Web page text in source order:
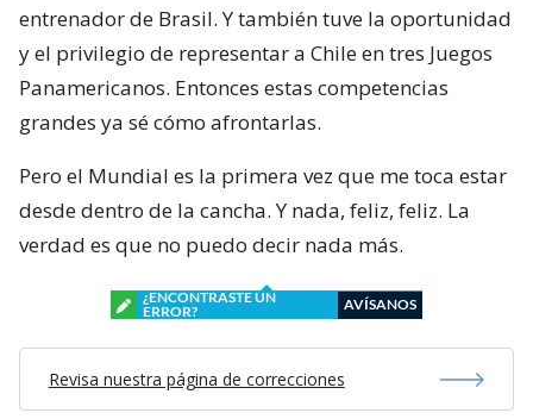
entrenador de Brasil. Y también tuve la oportunidad
y el privilegio de representar a Chile en tres Juegos
Panamericanos. Entonces estas competencias
grandes ya sé cómo afrontarlas.
Pero el Mundial es la primera vez que me toca estar
desde dentro de la cancha. Y nada, feliz, feliz. La
verdad es que no puedo decir nada más.
¿ENCONTRASTE UN
ERROR?
AVÍSANOS
Revisa nuestra página de correcciones